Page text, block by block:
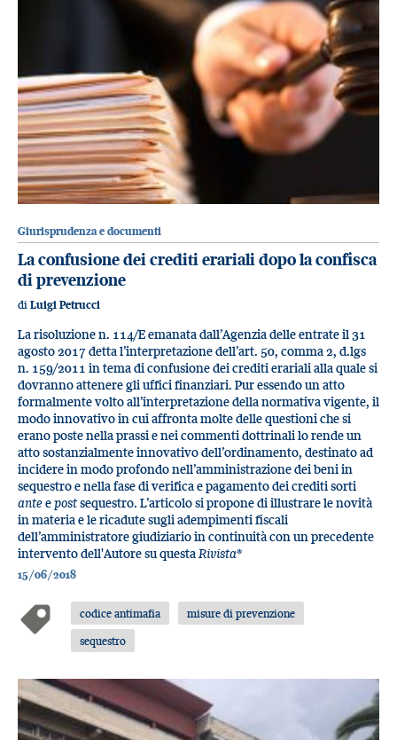
Giurisprudenza e documenti
La confusione dei crediti erariali dopo la confisca
di prevenzione
di Luigi Petrucci
La risoluzione n. 114/E emanata dall’Agenzia delle entrate il 31
agosto 2017 detta l’interpretazione dell’art. 50, comma 2, d.lgs
n. 159/2011 in tema di confusione dei crediti erariali alla quale si
dovranno attenere gli uffici finanziari. Pur essendo un atto
formalmente volto all’interpretazione della normativa vigente, il
modo innovativo in cui affronta molte delle questioni che si
erano poste nella prassi e nei commenti dottrinali lo rende un
atto sostanzialmente innovativo dell’ordinamento, destinato ad
incidere in modo profondo nell’amministrazione dei beni in
sequestro e nella fase di verifica e pagamento dei crediti sorti
anteepostsequestro. L’articolo si propone di illustrare le novità
in materia e le ricadute sugli adempimenti fiscali
dell’amministratore giudiziario in continuità con un precedente
intervento dell'Autore su questa Rivista*
15/06/2018
codice antimafia
misure di prevenzione
sequestro